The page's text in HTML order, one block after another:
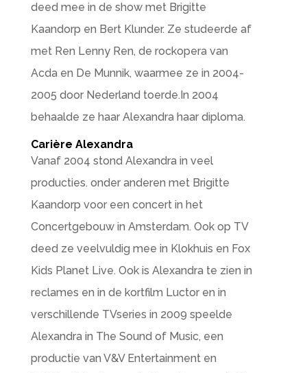
deed mee in de show met Brigitte
Kaandorp en Bert Klunder. Ze studeerde af
met Ren Lenny Ren, de rockopera van
Acda en De Munnik, waarmee ze in 2004-
2005 door Nederland toerde.In 2004
behaalde ze haar Alexandra haar diploma.
Carière Alexandra
Vanaf 2004 stond Alexandra in veel
producties. onder anderen met Brigitte
Kaandorp voor een concert in het
Concertgebouw in Amsterdam. Ook op TV
deed ze veelvuldig mee in Klokhuis en Fox
Kids Planet Live. Ook is Alexandra te zien in
reclames en in de kortfilm Luctor en in
verschillende TVseries in 2009 speelde
Alexandra in The Sound of Music, een
productie van V&V Entertainment en